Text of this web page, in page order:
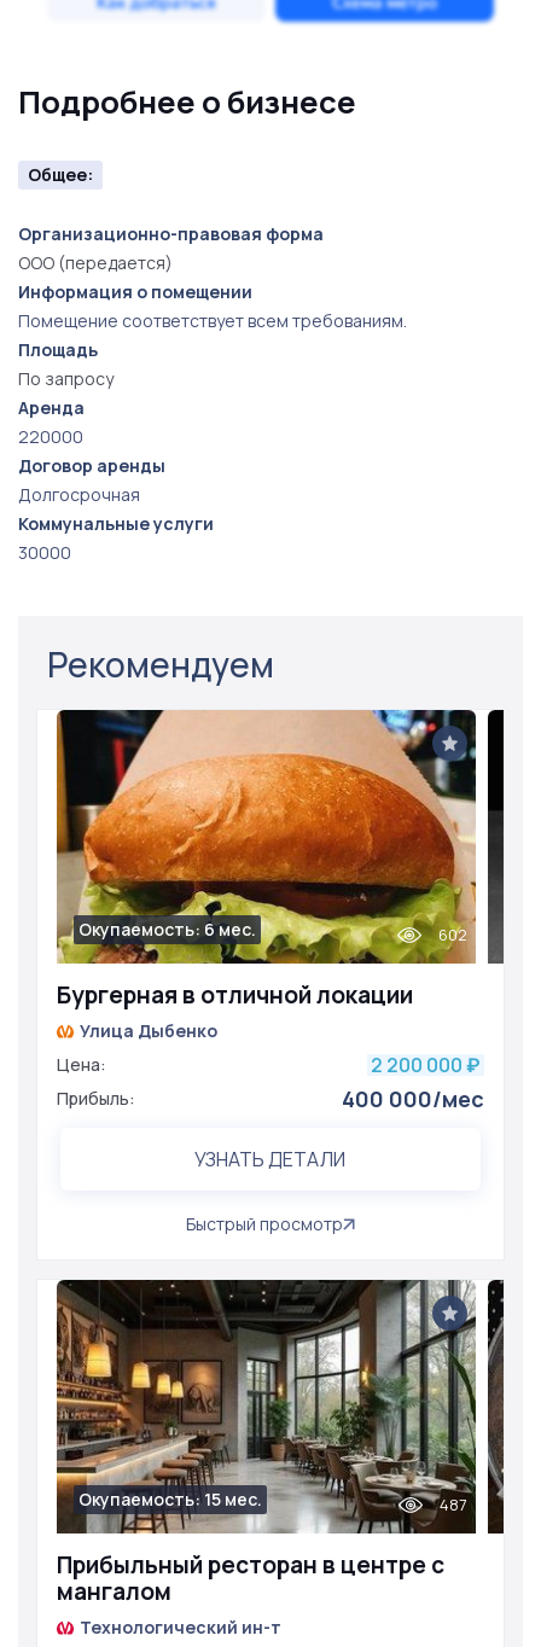
ресторан не только привлекательным местом для
Если вы ищете возможность стать частью успешного
ресторан грузинской кухни станет идеальным шагом
для вас. Не упустите шанс вложиться в будущее,
полное кулинарных шедевров и тепла грузинского
гостеприимства!
Подробнее о бизнесе
Общее:
Организационно-правовая форма
ООО (передается)
Информация о помещении
Помещение соответствует всем требованиям.
Площадь
По запросу
Аренда
220000
Договор аренды
Долгосрочная
Коммунальные услуги
30000
Рекомендуем
Бургерная в отличной локации
Окупаемость: 6 мес. 602
Улица Дыбенко
Цена:
2 200 000 ₽
Прибыль: 400 000/мес
УЗНАТЬ ДЕТАЛИ
Быстрый просмотр
Прибыльный ресторан в центре с
мангалом
Окупаемость: 15 мес. 487
Технологический ин-т